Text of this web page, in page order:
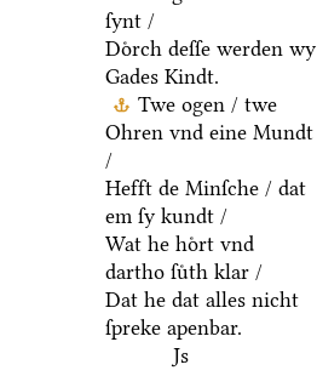
ſynt /
Doͤrch deſſe werden wy
Gades Kindt.
Twe ogen / twe
Ohren vnd eine Mundt
/
Hefft de Minſche / dat
em ſy kundt /
Wat he hoͤrt vnd
dartho ſuͤth klar /
Dat he dat alles nicht
ſpreke apenbar.
Js